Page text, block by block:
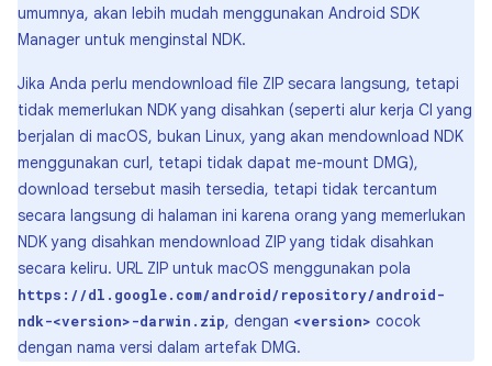
umumnya, akan lebih mudah menggunakan Android SDK
Manager untuk menginstal NDK.
Jika Anda perlu mendownload file ZIP secara langsung, tetapi
tidak memerlukan NDK yang disahkan (seperti alur kerja CI yang
berjalan di macOS, bukan Linux, yang akan mendownload NDK
menggunakan curl, tetapi tidak dapat me-mount DMG),
download tersebut masih tersedia, tetapi tidak tercantum
secara langsung di halaman ini karena orang yang memerlukan
NDK yang disahkan mendownload ZIP yang tidak disahkan
secara keliru. URL ZIP untuk macOS menggunakan pola
https://dl.google.com/android/repository/android-
ndk-<version>-darwin.zip, dengan <version> cocok
dengan nama versi dalam artefak DMG.